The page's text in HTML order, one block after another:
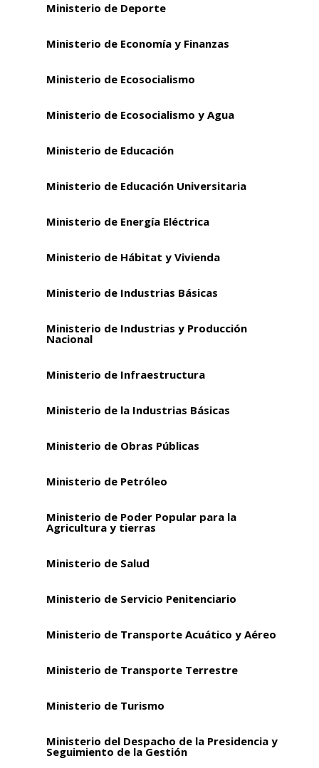
Ministerio de Deporte
Ministerio de Economía y Finanzas
Ministerio de Ecosocialismo
Ministerio de Ecosocialismo y Agua
Ministerio de Educación
Ministerio de Educación Universitaria
Ministerio de Energía Eléctrica
Ministerio de Hábitat y Vivienda
Ministerio de Industrias Básicas
Ministerio de Industrias y Producción
Nacional
Ministerio de Infraestructura
Ministerio de la Industrias Básicas
Ministerio de Obras Públicas
Ministerio de Petróleo
Ministerio de Poder Popular para la
Agricultura y tierras
Ministerio de Salud
Ministerio de Servicio Penitenciario
Ministerio de Transporte Acuático y Aéreo
Ministerio de Transporte Terrestre
Ministerio de Turismo
Ministerio del Despacho de la Presidencia y
Seguimiento de la Gestión